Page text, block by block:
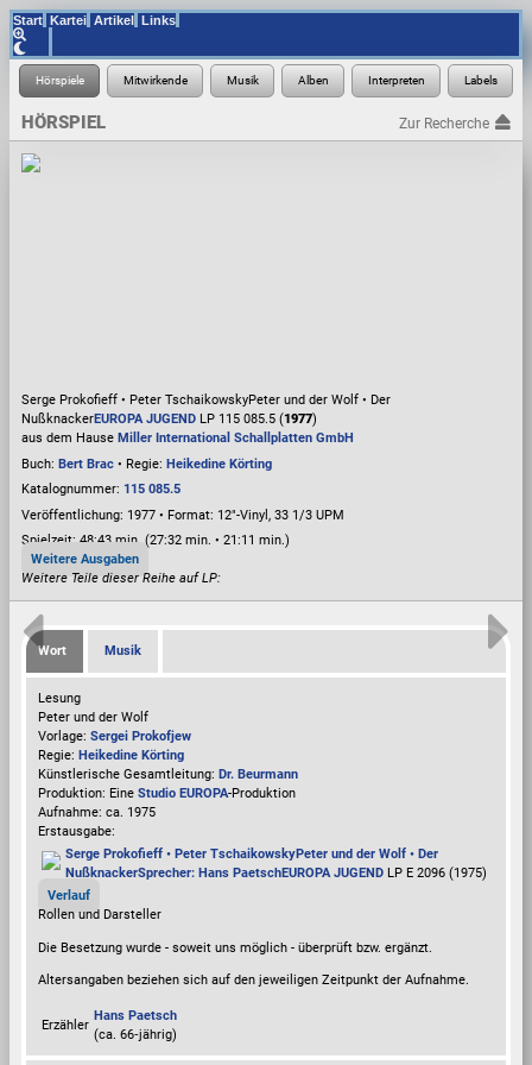
Start Kartei Artikel Links
HÖRSPIEL Zur Recherche
Serge Prokofieff • Peter TschaikowskyPeter und der Wolf • Der
NußknackerEUROPA JUGEND LP 115 085.5 (1977)
aus dem Hause Miller International Schallplatten GmbH
Buch: Bert Brac • Regie: Heikedine Körting
Katalognummer: 115 085.5
Veröffentlichung: 1977 • Format: 12"-Vinyl, 33 1/3 UPM
Spielzeit: 48:43 min. (27:32 min. • 21:11 min.)
Weitere Ausgaben
Weitere Teile dieser Reihe auf LP:
Wort Musik
Lesung
Peter und der Wolf
Vorlage: Sergei Prokofjew
Regie: Heikedine Körting
Künstlerische Gesamtleitung: Dr. Beurmann
Produktion: Eine Studio EUROPA-Produktion
Aufnahme: ca. 1975
Erstausgabe:
Serge Prokofieff • Peter TschaikowskyPeter und der Wolf • Der
NußknackerSprecher: Hans PaetschEUROPA JUGEND LP E 2096 (1975)
Verlauf
Rollen und Darsteller
Die Besetzung wurde - soweit uns möglich - überprüft bzw. ergänzt
Altersangaben beziehen sich auf den jeweiligen Zeitpunkt der Aufnahme.
Erzähler
Hans Paetsch
(ca. 66‑jährig)